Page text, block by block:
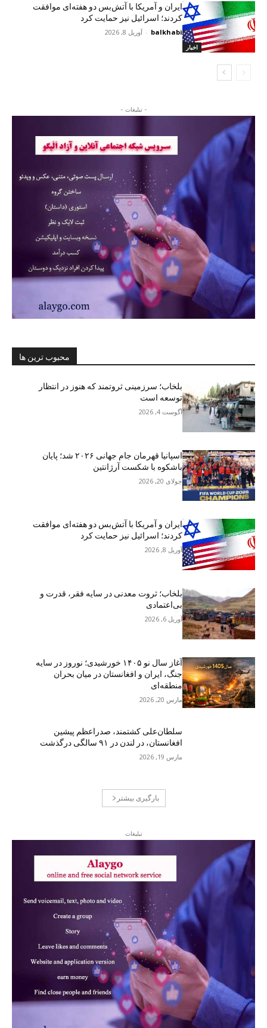
اخبار
ایران و آمریکا با آتش‌بس دو هفته‌ای موافقت
کردند؛ اسرائیل نیز حمایت کرد
balkhabi
- آوریل 8, 2026
- تبلیغات -
محبوب ترین ها
بلخاب؛ سرزمینی ثروتمند که هنوز در انتظار
توسعه است
آگوست 4, 2026
اسپانیا قهرمان جام جهانی ۲۰۲۶ شد؛ پایان
باشکوه با شکست آرژانتین
جولای 20, 2026
ایران و آمریکا با آتش‌بس دو هفته‌ای موافقت
کردند؛ اسرائیل نیز حمایت کرد
آوریل 8, 2026
بلخاب؛ ثروت معدنی در سایه فقر، قدرت و
بی‌اعتمادی
آوریل 6, 2026
آغاز سال نو ۱۴۰۵ خورشیدی؛ نوروز در سایه
جنگ، ایران و افغانستان در میان بحران
منطقه‌ای
مارس 20, 2026
سلطان‌علی کشتمند، صدراعظم پیشین
افغانستان، در لندن در ۹۱ سالگی درگذشت
مارس 19, 2026
بارگیری بیشتر
تبلیغات